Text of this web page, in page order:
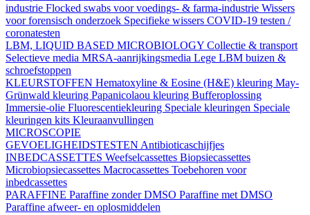
industrie Flocked swabs voor voedings- & farma-industrie Wissers
voor forensisch onderzoek Specifieke wissers COVID-19 testen /
coronatesten
LBM, LIQUID BASED MICROBIOLOGY Collectie & transport
Selectieve media MRSA-aanrijkingsmedia Lege LBM buizen &
schroefstoppen
KLEURSTOFFEN Hematoxyline & Eosine (H&E) kleuring May-
Grünwald kleuring Papanicolaou kleuring Bufferoplossing
Immersie-olie Fluorescentiekleuring Speciale kleuringen Speciale
kleuringen kits Kleuraanvullingen
MICROSCOPIE
GEVOELIGHEIDSTESTEN Antibioticaschijfjes
INBEDCASSETTES Weefselcassettes Biopsiecassettes
Microbiopsiecassettes Macrocassettes Toebehoren voor
inbedcassettes
PARAFFINE Paraffine zonder DMSO Paraffine met DMSO
Paraffine afweer- en oplosmiddelen